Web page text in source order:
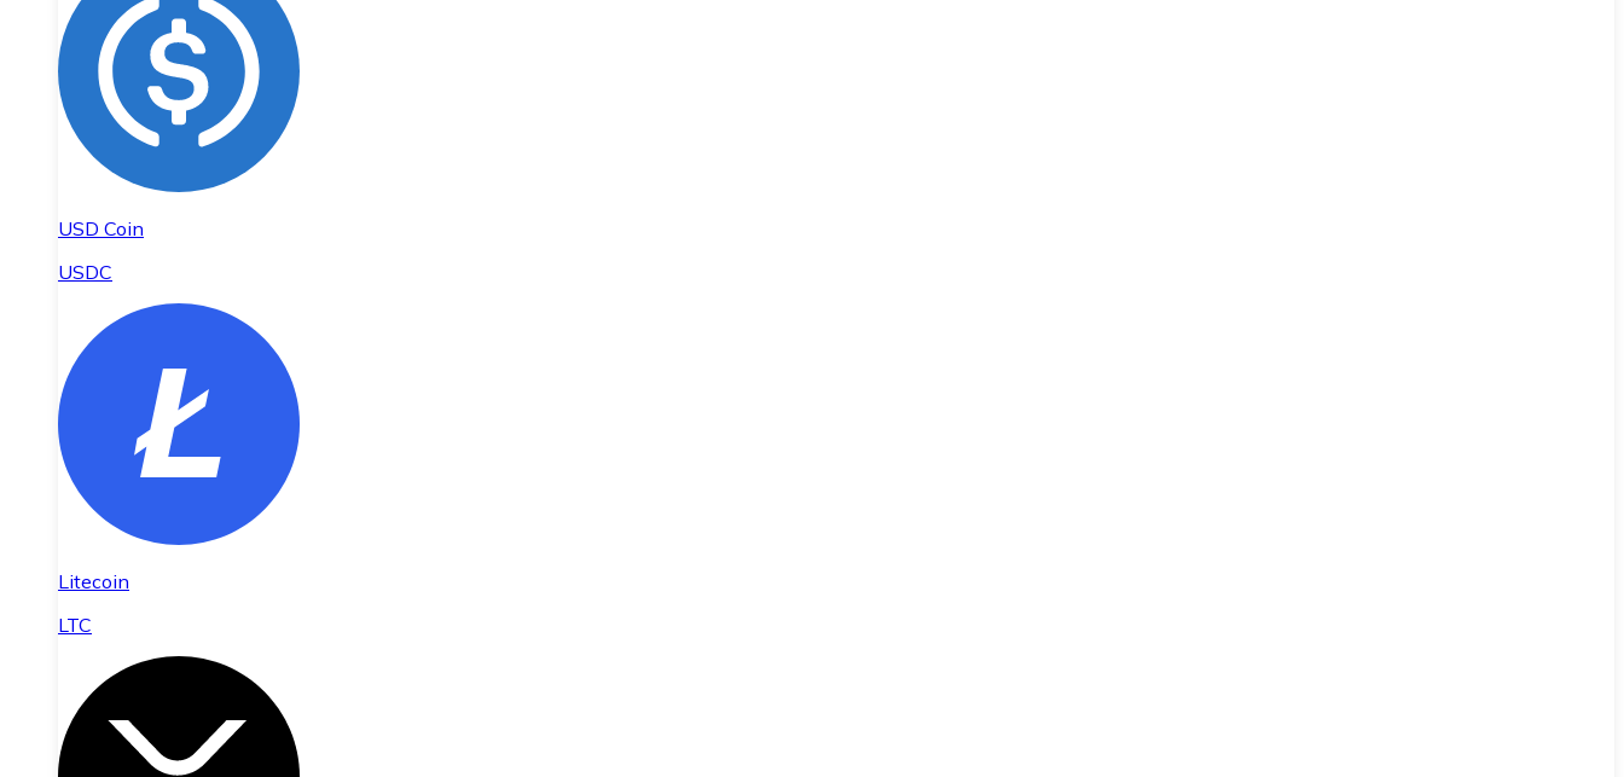
USD Coin
USDC
Litecoin
LTC